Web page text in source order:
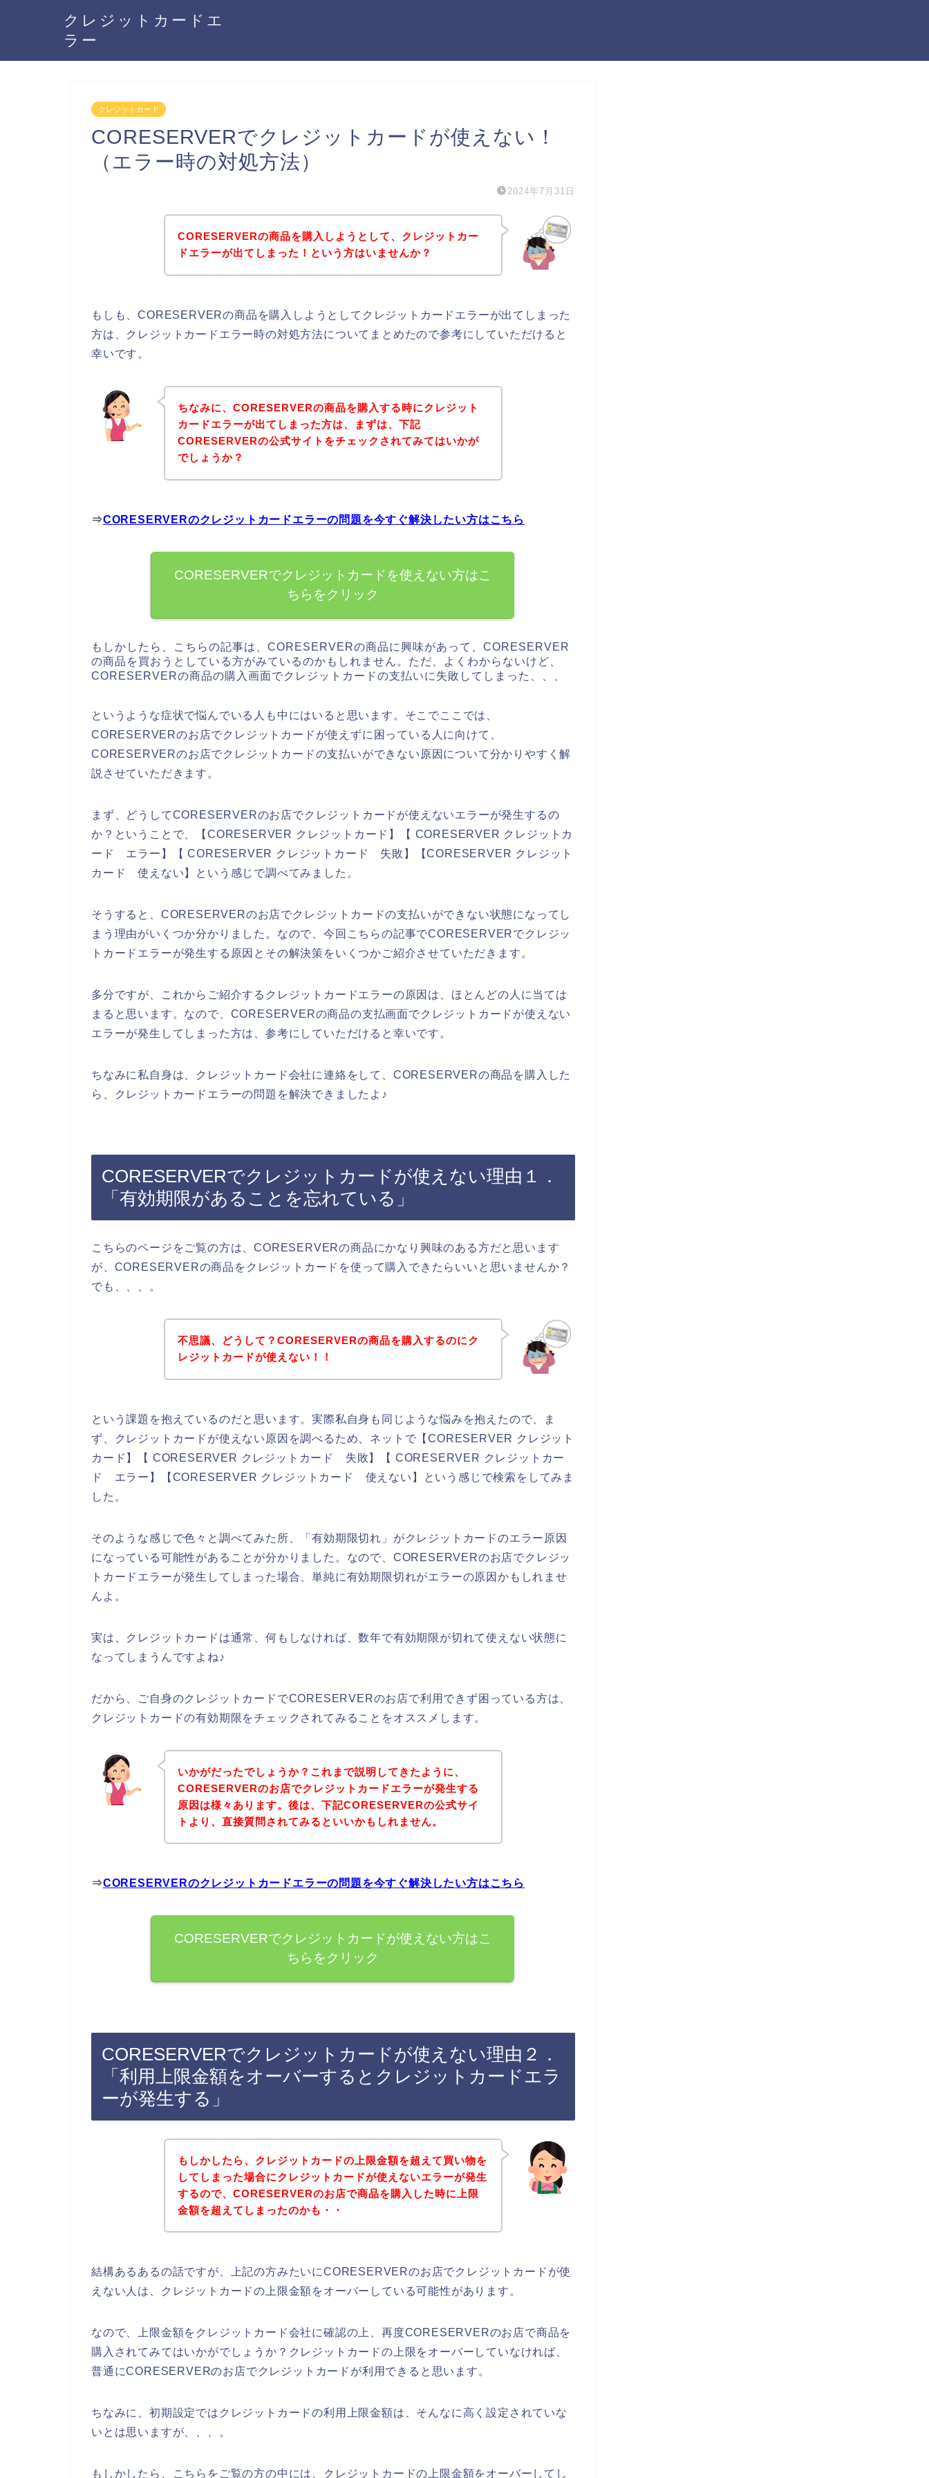
クレジットカードエ
ラー
クレジットカード
CORESERVERでクレジットカードが使えない！
（エラー時の対処方法）
2024年7月31日
CORESERVERの商品を購入しようとして、クレジットカー
ドエラーが出てしまった！という方はいませんか？
もしも、CORESERVERの商品を購入しようとしてクレジットカードエラーが出てしまった
方は、クレジットカードエラー時の対処方法についてまとめたので参考にしていただけると
幸いです。
ちなみに、CORESERVERの商品を購入する時にクレジット
カードエラーが出てしまった方は、まずは、下記
CORESERVERの公式サイトをチェックされてみてはいかが
でしょうか？
⇒CORESERVERのクレジットカードエラーの問題を今すぐ解決したい方はこちら
CORESERVERでクレジットカードを使えない方はこ
ちらをクリック
もしかしたら、こちらの記事は、CORESERVERの商品に興味があって、CORESERVER
の商品を買おうとしている方がみているのかもしれません。ただ、よくわからないけど、
CORESERVERの商品の購入画面でクレジットカードの支払いに失敗してしまった、、、
というような症状で悩んでいる人も中にはいると思います。そこでここでは、
CORESERVERのお店でクレジットカードが使えずに困っている人に向けて、
CORESERVERのお店でクレジットカードの支払いができない原因について分かりやすく解
説させていただきます。
まず、どうしてCORESERVERのお店でクレジットカードが使えないエラーが発生するの
か？ということで、【CORESERVER クレジットカード】【 CORESERVER クレジットカ
ード エラー】【 CORESERVER クレジットカード 失敗】【CORESERVER クレジット
カード 使えない】という感じで調べてみました。
そうすると、CORESERVERのお店でクレジットカードの支払いができない状態になってし
まう理由がいくつか分かりました。なので、今回こちらの記事でCORESERVERでクレジッ
トカードエラーが発生する原因とその解決策をいくつかご紹介させていただきます。
多分ですが、これからご紹介するクレジットカードエラーの原因は、ほとんどの人に当ては
まると思います。なので、CORESERVERの商品の支払画面でクレジットカードが使えない
エラーが発生してしまった方は、参考にしていただけると幸いです。
ちなみに私自身は、クレジットカード会社に連絡をして、CORESERVERの商品を購入した
ら、クレジットカードエラーの問題を解決できましたよ♪
CORESERVERでクレジットカードが使えない理由１．
「有効期限があることを忘れている」
こちらのページをご覧の方は、CORESERVERの商品にかなり興味のある方だと思います
が、CORESERVERの商品をクレジットカードを使って購入できたらいいと思いませんか？
でも、、、。
不思議、どうして？CORESERVERの商品を購入するのにク
レジットカードが使えない！！
という課題を抱えているのだと思います。実際私自身も同じような悩みを抱えたので、ま
ず、クレジットカードが使えない原因を調べるため、ネットで【CORESERVER クレジット
カード】【 CORESERVER クレジットカード 失敗】【 CORESERVER クレジットカー
ド エラー】【CORESERVER クレジットカード 使えない】という感じで検索をしてみま
した。
そのような感じで色々と調べてみた所、「有効期限切れ」がクレジットカードのエラー原因
になっている可能性があることが分かりました。なので、CORESERVERのお店でクレジッ
トカードエラーが発生してしまった場合、単純に有効期限切れがエラーの原因かもしれませ
んよ。
実は、クレジットカードは通常、何もしなければ、数年で有効期限が切れて使えない状態に
なってしまうんですよね♪
だから、ご自身のクレジットカードでCORESERVERのお店で利用できず困っている方は、
クレジットカードの有効期限をチェックされてみることをオススメします。
いかがだったでしょうか？これまで説明してきたように、
CORESERVERのお店でクレジットカードエラーが発生する
原因は様々あります。後は、下記CORESERVERの公式サイ
トより、直接質問されてみるといいかもしれません。
⇒CORESERVERのクレジットカードエラーの問題を今すぐ解決したい方はこちら
CORESERVERでクレジットカードが使えない方はこ
ちらをクリック
CORESERVERでクレジットカードが使えない理由２．
「利用上限金額をオーバーするとクレジットカードエラ
ーが発生する」
もしかしたら、クレジットカードの上限金額を超えて買い物を
してしまった場合にクレジットカードが使えないエラーが発生
するので、CORESERVERのお店で商品を購入した時に上限
金額を超えてしまったのかも・・
結構あるあるの話ですが、上記の方みたいにCORESERVERのお店でクレジットカードが使
えない人は、クレジットカードの上限金額をオーバーしている可能性があります。
なので、上限金額をクレジットカード会社に確認の上、再度CORESERVERのお店で商品を
購入されてみてはいかがでしょうか？クレジットカードの上限をオーバーしていなければ、
普通にCORESERVERのお店でクレジットカードが利用できると思います。
ちなみに、初期設定ではクレジットカードの利用上限金額は、そんなに高く設定されていな
いとは思いますが、、、。
もしかしたら、こちらをご覧の方の中には、クレジットカードの上限金額をオーバーしてし